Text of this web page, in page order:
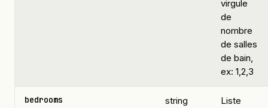
virgule
de
nombre
de salles
de bain,
ex: 1,2,3
bedrooms string
Liste